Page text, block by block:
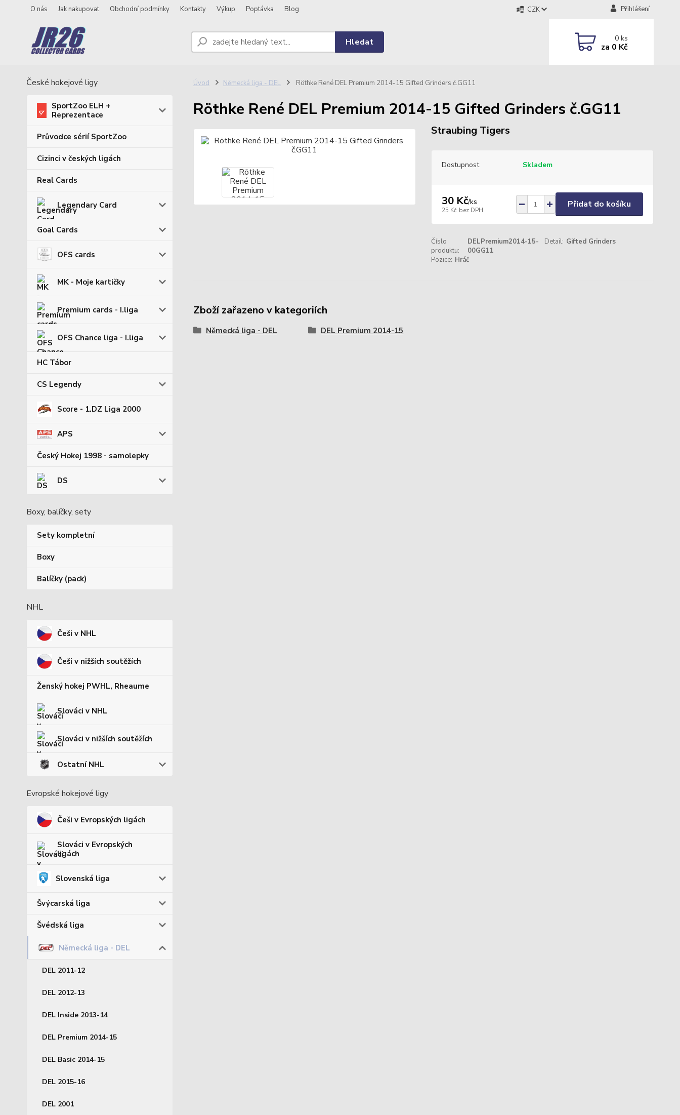
O nás Jak nakupovat Obchodní podmínky Kontakty Výkup Poptávka Blog CZK Přihlášení
Hledat 0ks
za 0 Kč
České hokejové ligy
SportZoo ELH +
Reprezentace
Průvodce sérií SportZoo
Cizinci v českých ligách
Real Cards
Legendary Card
Goal Cards
OFS cards
MK - Moje kartičky
Premium cards - I.liga
OFS Chance liga - I.liga
HC Tábor
CS Legendy
Score - 1.DZ Liga 2000
APS
Český Hokej 1998 - samolepky
DS
Boxy, balíčky, sety
Sety kompletní
Boxy
Balíčky (pack)
NHL
Češi v NHL
Češi v nižších soutěžích
Ženský hokej PWHL, Rheaume
Slováci v NHL
Slováci v nižších soutěžích
Ostatní NHL
Evropské hokejové ligy
Češi v Evropských ligách
Slováci v Evropských
ligách
Slovenská liga
Švýcarská liga
Švédská liga
Německá liga - DEL
DEL 2011-12
DEL 2012-13
DEL Inside 2013-14
DEL Premium 2014-15
DEL Basic 2014-15
DEL 2015-16
DEL 2001
Úvod Německá liga - DEL Röthke René DEL Premium 2014-15 Gifted Grinders č.GG11
Röthke René DEL Premium 2014-15 Gifted Grinders č.GG11
Straubing Tigers
Dostupnost Skladem
30 Kč/ks
25 Kč bez DPH
Přidat do košíku
Číslo
produktu:
DELPremium2014-15-
00GG11
Detail: Gifted Grinders
Pozice: Hráč
Zboží zařazeno v kategoriích
Německá liga - DEL DEL Premium 2014-15